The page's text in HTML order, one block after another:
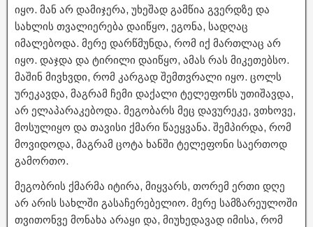
იყო. მან არ დამიჯერა, უხეშად გამწია გვერდზე და
სახლის თვალიერება დაიწყო, ეგონა, სადღაც
იმალებოდა. მერე დარწმუნდა, რომ იქ მართლაც არ
იყო. დაჯდა და ტირილი დაიწყო, ამას რას მიკეთებსო.
მაშინ მივხვდი, რომ კარგად შემთვრალი იყო. ცოლს
ურეკავდა, მაგრამ ჩემი დაქალი ტელეფონს უთიშავდა,
არ ელაპარაკებოდა. მეგობარს მეც დავურეკე, ვთხოვე,
მოსულიყო და თავისი ქმარი წაეყვანა. შემპირდა, რომ
მოვიდოდა, მაგრამ ცოტა ხანში ტელეფონი საერთოდ
გამორთო.
მეგობრის ქმარმა იტირა, მიყვარს, თორემ ერთი დღე
არ არის სახლში გასაჩერებელიო. მერე სამზარეულოში
თვითონვე მონახა არაყი და, მიუხედავად იმისა, რომ